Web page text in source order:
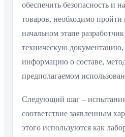
обеспечить безопасность и
товаров, необходимо
начальном этапе
техническую
информацию о составе,
предполагаемом
Следующий шаг –
соответствие заявленным
этого используются как